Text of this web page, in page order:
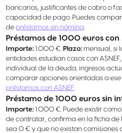
bancarios, justificantes de cobro o
capacidad de pago. Puedes
de préstamos sin nómina.
Préstamos de 1000 euros con
Importe: 1.000 €. Plazo: mensual, si
entidades estudian casos con
individual de la deuda, ingresos
comparar opciones orientadas a
préstamos con ASNEF.
Préstamo de 1000 euros sin
Importe: 1.000 €. Puede existir
de contratar, confirma en la ficha de
sea 0 € y que no existan comisiones